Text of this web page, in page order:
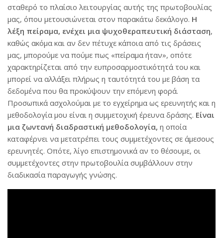
σταθερό το πλαίσιο λειτουργίας αυτής της πρωτοβουλίας
μας, όπου μετουσιώνεται στον παρακάτω δεκάλογο. Η
λέξη πείραμα, ενέχει μια ψυχοθεραπευτική διάσταση,
καθώς ακόμα και αν δεν πέτυχε κάποια από τις δράσεις
μας, μπορούμε να πούμε πως «πείραμα ήταν», οπότε
χαρακτηρίζεται από την ευπροσαρμοστικότητά του και
μπορεί να αλλάξει πλήρως η ταυτότητά του με βάση τα
δεδομένα που θα προκύψουν την επόμενη φορά.
Προσωπικά ασχολούμαι με το εγχείρημα ως ερευνητής και η
μεθοδολογία μου είναι η συμμετοχική έρευνα δράσης. Είναι
μια ζωντανή διαδραστική μεθοδολογία, η οποία
καταφέρνει να μετατρέπει τους συμμετέχοντες σε άμεσους
ερευνητές. Οπότε, λίγο επιστημονικά αν το θέσουμε, οι
συμμετέχοντες στην πρωτοβουλία συμβάλλουν στην
διαδικασία παραγωγής γνώσης.